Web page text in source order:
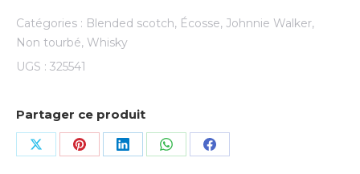
Catégories : Blended scotch, Écosse, Johnnie Walker,
Non tourbé, Whisky
UGS : 325541
Partager ce produit
Share Share Share Share Share